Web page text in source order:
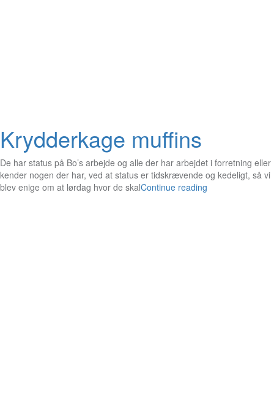
Krydderkage muffins
De har status på Bo’s arbejde og alle der har arbejdet i forretning eller
kender nogen der har, ved at status er tidskrævende og kedeligt, så vi
blev enige om at lørdag hvor de skalContinue reading